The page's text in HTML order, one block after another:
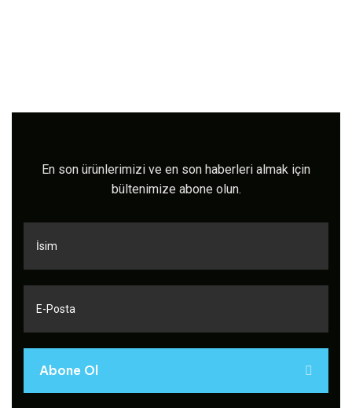
En son ürünlerimizi ve en son haberleri almak için
bültenimize abone olun.
Abone Ol